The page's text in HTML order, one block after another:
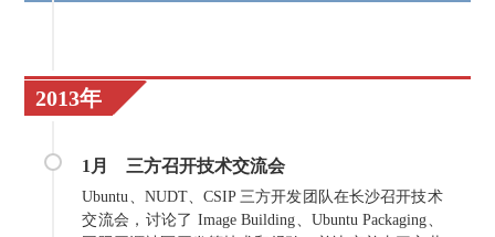
2013年
1月 三方召开技术交流会
Ubuntu、NUDT、CSIP 三方开发团队在长沙召开技术
交流会，讨论了 Image Building、Ubuntu Packaging、